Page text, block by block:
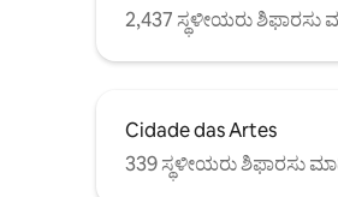
2,437 ಸ್ಥಳೀಯರು ಶಿಫಾರಸು
Cidade das Artes
339 ಸ್ಥಳೀಯರು ಶಿಫಾರಸು